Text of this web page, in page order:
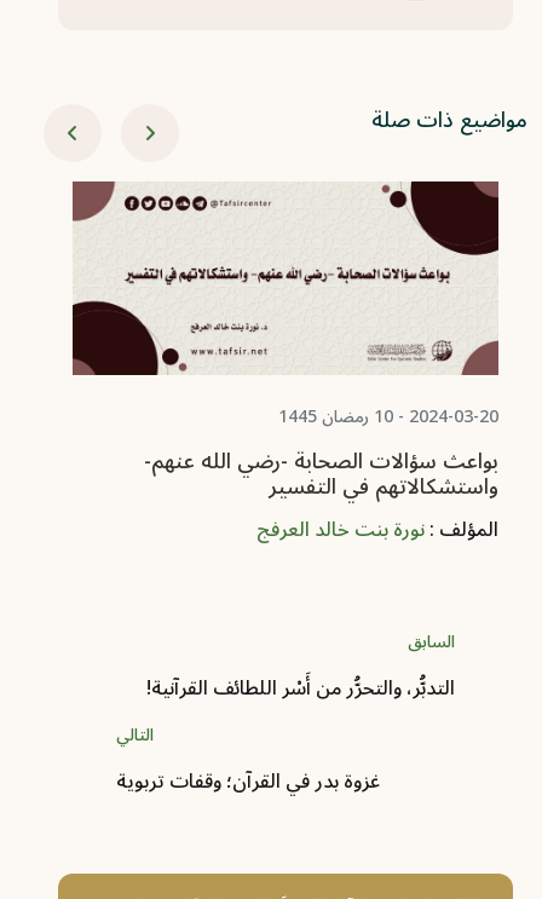
مواضيع ذات صلة
2024-03-20 - 10 رمضان 1445
بواعث سؤالات الصحابة -رضي الله عنهم-
واستشكالاتهم في التفسير
المؤلف :نورة بنت خالد العرفج
السابق
التدبُّر، والتحرُّر من أَسْر اللطائف القرآنية!
التالي
غزوة بدر في القرآن؛ وقفات تربوية